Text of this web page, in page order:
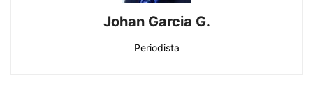
Johan Garcia G.
Periodista